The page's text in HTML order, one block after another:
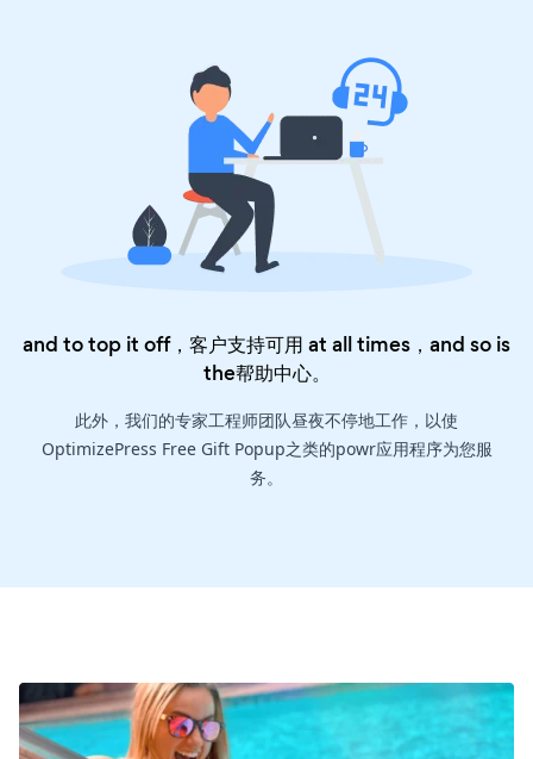
and to top it off，客户支持可用 at all times，and so is
the帮助中心。
此外，我们的专家工程师团队昼夜不停地工作，以使
OptimizePress Free Gift Popup之类的powr应用程序为您服
务。